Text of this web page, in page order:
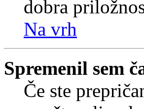
dobra
Na vrh
Spremenil sem
Če ste